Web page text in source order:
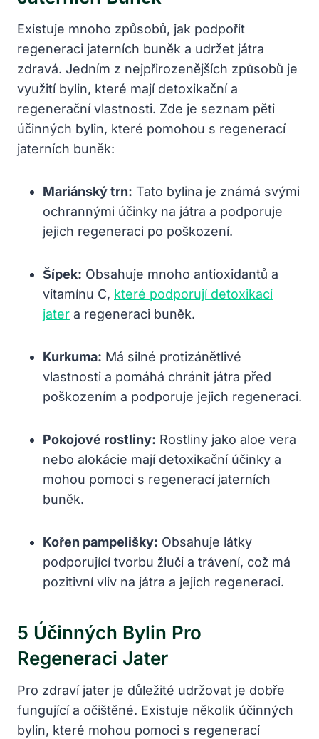
Existuje mnoho způsobů, jak podpořit
regeneraci jaterních buněk a udržet játra
zdravá. Jedním z nejpřirozenějších způsobů je
využití bylin, které mají detoxikační a
regenerační vlastnosti. Zde je seznam pěti
účinných bylin, které pomohou s regenerací
jaterních buněk:
Mariánský trn: Tato bylina je známá svými
ochrannými účinky na játra a podporuje
jejich regeneraci po poškození.
Šípek: Obsahuje mnoho antioxidantů a
vitamínu C, které podporují detoxikaci
jater a regeneraci buněk.
Kurkuma: Má silné protizánětlivé
vlastnosti a pomáhá chránit játra před
poškozením a podporuje jejich regeneraci.
Pokojové rostliny: Rostliny jako aloe vera
nebo alokácie mají detoxikační účinky a
mohou pomoci s regenerací jaterních
buněk.
Kořen pampelišky: Obsahuje látky
podporující tvorbu žluči a trávení, což má
pozitivní vliv na játra a jejich regeneraci.
5 Účinných Bylin Pro
Regeneraci Jater
Pro zdraví jater je důležité udržovat je dobře
fungující a očištěné. Existuje několik účinných
bylin, které mohou pomoci s regenerací